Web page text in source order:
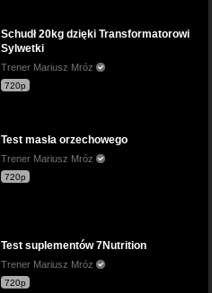
Schudł 20kg dzięki Transformatorowi
Sylwetki
Trener Mariusz Mróz
720p
Test masła orzechowego
Trener Mariusz Mróz
720p
Test suplementów 7Nutrition
Trener Mariusz Mróz
720p